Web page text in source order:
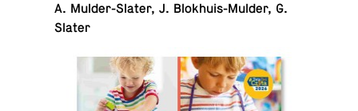
A. Mul­der-Sla­ter, J. Blo­khu­is-Mul­der, G.
Slater